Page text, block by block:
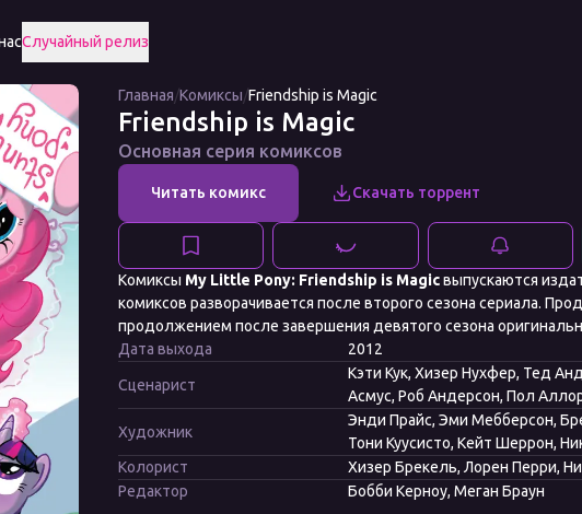
Случайный релиз
Главная/Комиксы/Friendship is Magic
Friendship is Magic
Основная серия комиксов
Комиксы My Little Pony: Friendship is Magicвыпускаются
комиксов разворачивается после второго сезона сериала.
продолжением после завершения девятого сезона
Дата выхода
2012
Сценарист
Кэти Кук, Хизер Нухфер, Тед
Асмус, Роб Андерсон, Пол
Художник
Энди Прайс, Эми Мебберсон,
Тони Куусисто, Кейт Шеррон,
Колорист
Хизер Брекель, Лорен Перри,
Редактор
Бобби Керноу, Меган Браун